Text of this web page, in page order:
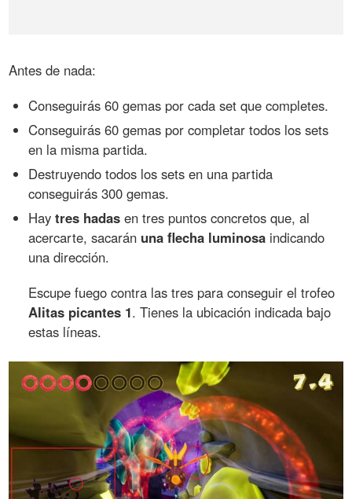
Antes de nada:
Conseguirás 60 gemas por cada set que completes.
Conseguirás 60 gemas por completar todos los sets
en la misma partida.
Destruyendo todos los sets en una partida
conseguirás 300 gemas.
Haytres hadas en tres puntos concretos que, al
acercarte, sacarán una flecha luminosa indicando
una dirección.
Escupe fuego contra las tres para conseguir el trofeo
Alitas picantes 1. Tienes la ubicación indicada bajo
estas líneas.